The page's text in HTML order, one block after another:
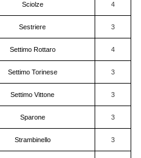
Sciolze 4
Sestriere 3
Settimo Rottaro 4
Settimo Torinese 3
Settimo Vittone 3
Sparone 3
Strambinello 3